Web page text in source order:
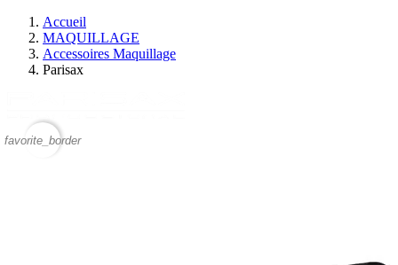
Accueil
MAQUILLAGE
Accessoires Maquillage
Parisax
favorite_border